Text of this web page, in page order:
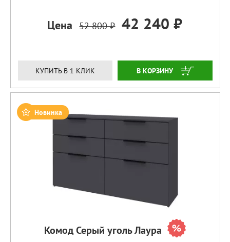
Цена 52 800 ₽ 42 240 ₽
КУПИТЬ В 1 КЛИК ЗАКАЗАТЬ
Новинка
Комод Серый уголь Лаура